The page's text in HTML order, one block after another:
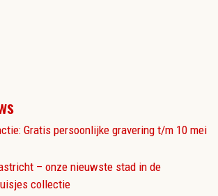
Gratis persoonlijke gravering t/m 10 mei
– onze nieuwste stad in de
collectie